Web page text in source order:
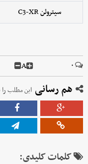
سیتروئن C3-XR
۰ A
هم رسانی این مطلب را
کلمات کلیدی: